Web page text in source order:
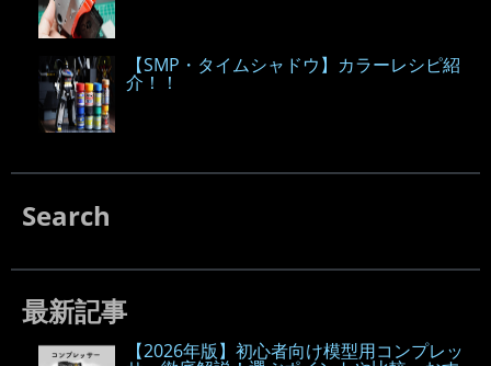
【SMP・タイムシャドウ】カラーレシピ紹
介！！
Search
最新記事
【2026年版】初心者向け模型用コンプレッ